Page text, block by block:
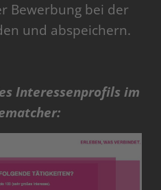
Bewerbung bei der
und abspeichern.
Interessenprofils im